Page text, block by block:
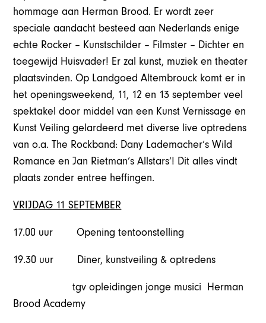
hommage aan Herman Brood. Er wordt zeer
speciale aandacht besteed aan Nederlands enige
echte Rocker – Kunstschilder – Filmster – Dichter en
toegewijd Huisvader! Er zal kunst, muziek en theater
plaatsvinden. Op Landgoed Altembrouck komt er in
het openingsweekend, 11, 12 en 13 september veel
spektakel door middel van een Kunst Vernissage en
Kunst Veiling gelardeerd met diverse live optredens
van o.a. The Rockband: Dany Lademacher’s Wild
Romance en Jan Rietman’s Allstars’! Dit alles vindt
plaats zonder entree heffingen.
VRIJDAG 11 SEPTEMBER
17.00 uur Opening tentoonstelling
19.30 uur Diner, kunstveiling & optredens
tgv opleidingen jonge musici Herman
Brood Academy